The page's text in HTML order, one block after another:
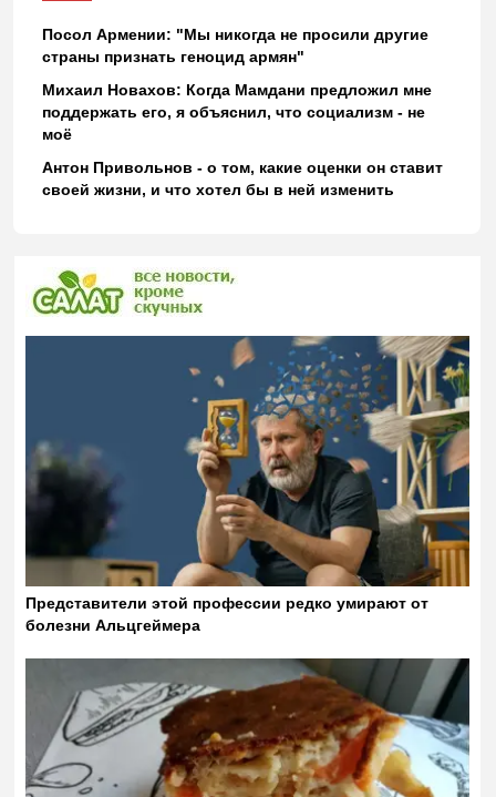
Посол Армении: "Мы никогда не просили другие
страны признать геноцид армян"
Михаил Новахов: Когда Мамдани предложил мне
поддержать его, я объяснил, что социализм - не
моё
Антон Привольнов - о том, какие оценки он ставит
своей жизни, и что хотел бы в ней изменить